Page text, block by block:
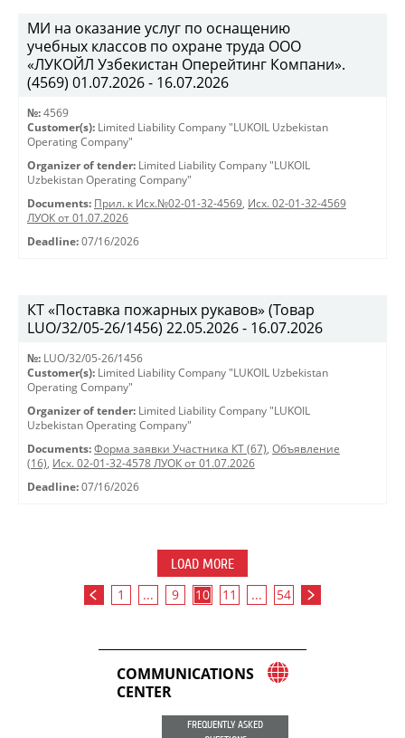
МИ на оказание услуг по оснащению
учебных классов по охране труда ООО
«ЛУКОЙЛ Узбекистан Оперейтинг Компани».
(4569) 01.07.2026 - 16.07.2026
№: 4569
Customer(s): Limited Liability Company "LUKOIL Uzbekistan
Operating Company"
Organizer of tender: Limited Liability Company "LUKOIL
Uzbekistan Operating Company"
Documents: Прил. к Исх.№02-01-32-4569, Исх. 02-01-32-4569
ЛУОК от 01.07.2026
Deadline: 07/16/2026
КТ «Поставка пожарных рукавов» (Товар
LUO/32/05-26/1456) 22.05.2026 - 16.07.2026
№: LUO/32/05-26/1456
Customer(s): Limited Liability Company "LUKOIL Uzbekistan
Operating Company"
Organizer of tender: Limited Liability Company "LUKOIL
Uzbekistan Operating Company"
Documents: Форма заявки Участника КТ (67), Объявление
(16), Исх. 02-01-32-4578 ЛУОК от 01.07.2026
Deadline: 07/16/2026
LOAD MORE
1 ... 9 10 11 ... 54
COMMUNICATIONS
CENTER
FREQUENTLY ASKED